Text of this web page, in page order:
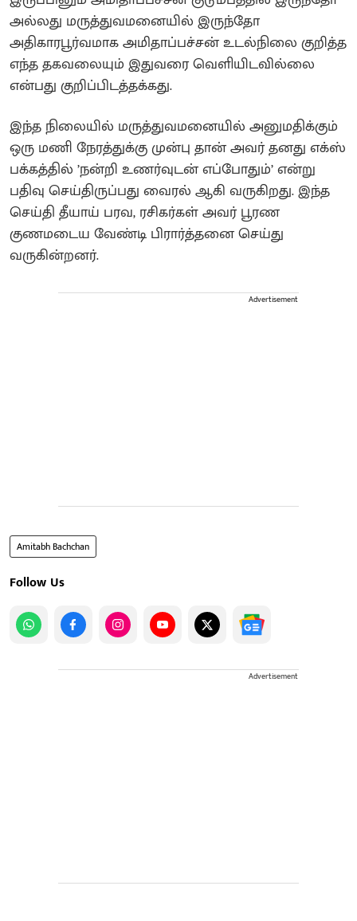
அல்லது மருத்துவமனையில் இருந்தோ
அதிகாரபூர்வமாக அமிதாப்பச்சன் உடல்நிலை குறித்த
எந்த தகவலையும் இதுவரை வெளியிடவில்லை
என்பது குறிப்பிடத்தக்கது.
இந்த நிலையில் மருத்துவமனையில் அனுமதிக்கும்
ஒரு மணி நேரத்துக்கு முன்பு தான் அவர் தனது எக்ஸ்
பக்கத்தில் ’நன்றி உணர்வுடன் எப்போதும்’ என்று
பதிவு செய்திருப்பது வைரல் ஆகி வருகிறது. இந்த
செய்தி தீயாய் பரவ, ரசிகர்கள் அவர் பூரண
குணமடைய வேண்டி பிரார்த்தனை செய்து
வருகின்றனர்.
Advertisement
Amitabh Bachchan
Follow Us
Advertisement